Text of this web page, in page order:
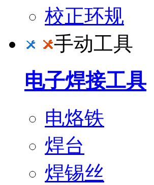
校正环规
手动工具
电子焊接工具
电烙铁
焊台
焊锡丝